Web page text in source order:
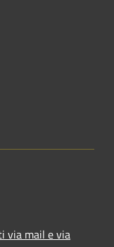
via mail e via